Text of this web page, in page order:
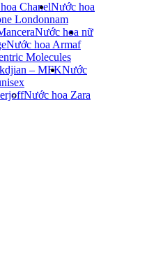
Chanel
London
Nước hoa Armaf
Molecules
– MFK
Nước hoa Zara
Nước hoa
nam
Nước hoa nữ
Nước